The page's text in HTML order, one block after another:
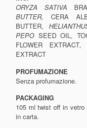
ORYZA SATIVA
BUTTER, CERA
BUTTER,
PEPO SEED OIL,
FLOWER EXTRACT,
EXTRACT
PROFUMAZIONE
Senza profumazione.
PACKAGING
105 ml twist off in
in carta.